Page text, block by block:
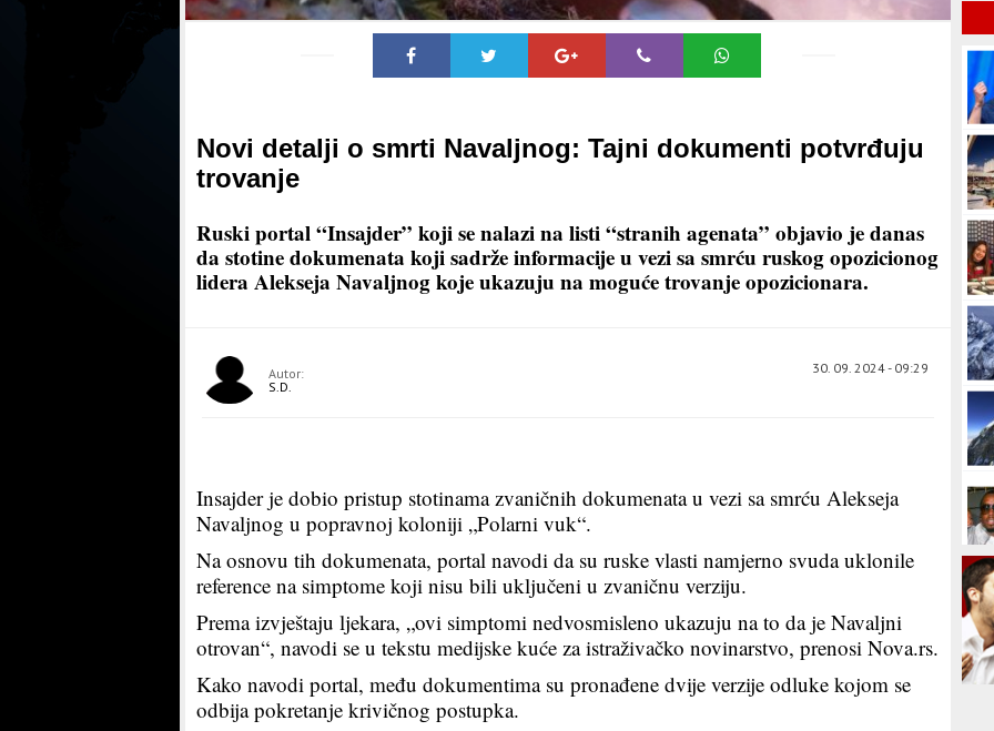
Novi detalji o smrti Navaljnog: Tajni dokumenti potvrđuju
trovanje
Ruski portal “Insajder” koji se nalazi na listi “stranih agenata” objavio je danas
da stotine dokumenata koji sadrže informacije u vezi sa smrću ruskog opozicionog
lidera Alekseja Navaljnog koje ukazuju na moguće trovanje opozicionara.
30. 09. 2024 - 09:29
Autor:
S.D.
Insajder je dobio pristup stotinama zvaničnih dokumenata u vezi sa smrću Alekseja
Navaljnog u popravnoj koloniji „Polarni vuk“.
Na osnovu tih dokumenata, portal navodi da su ruske vlasti namjerno svuda uklonile
reference na simptome koji nisu bili uključeni u zvaničnu verziju.
Prema izvještaju ljekara, „ovi simptomi nedvosmisleno ukazuju na to da je Navaljni
otrovan“, navodi se u tekstu medijske kuće za istraživačko novinarstvo, prenosi Nova.rs.
Kako navodi portal, među dokumentima su pronađene dvije verzije odluke kojom se
odbija pokretanje krivičnog postupka.